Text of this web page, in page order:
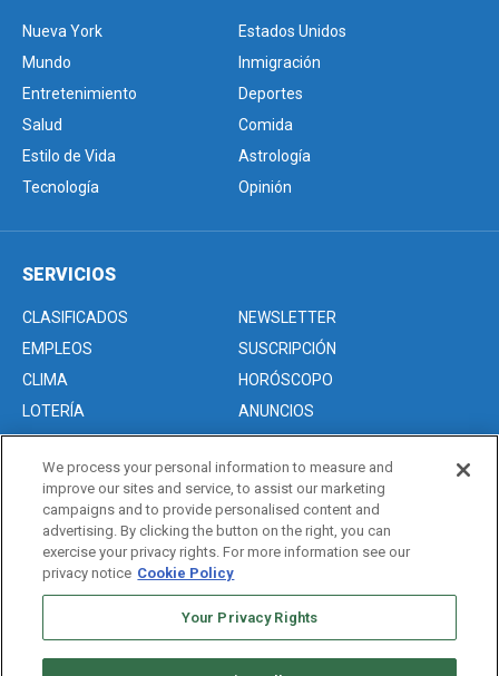
Nueva York
Estados Unidos
Mundo
Inmigración
Entretenimiento
Deportes
Salud
Comida
Estilo de Vida
Astrología
Tecnología
Opinión
SERVICIOS
CLASIFICADOS
NEWSLETTER
EMPLEOS
SUSCRIPCIÓN
CLIMA
HORÓSCOPO
LOTERÍA
ANUNCIOS
Acerca de nosotros
Advertise with Us/Anuncios
Politica de Privacidad
Editorial Guidelines
We process your personal information to measure and
improve our sites and service, to assist our marketing
campaigns and to provide personalised content and
advertising. By clicking the button on the right, you can
exercise your privacy rights. For more information see our
privacy notice Cookie Policy
Your Privacy Rights